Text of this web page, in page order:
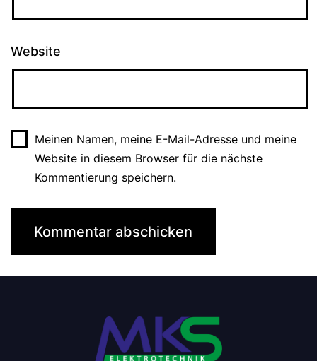
Website
Meinen Namen, meine E-Mail-Adresse und meine
Website in diesem Browser für die nächste
Kommentierung speichern.